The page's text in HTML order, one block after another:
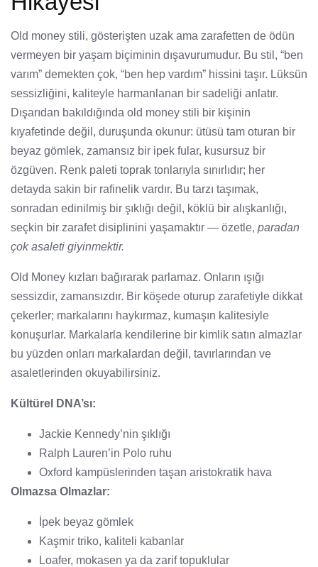
Old money stili, gösterişten uzak ama zarafetten de ödün
vermeyen bir yaşam biçiminin dışavurumudur. Bu stil, “ben
varım” demekten çok, “ben hep vardım” hissini taşır. Lüksün
sessizliğini, kaliteyle harmanlanan bir sadeliği anlatır.
Dışarıdan bakıldığında old money stili bir kişinin
kıyafetinde değil, duruşunda okunur: ütüsü tam oturan bir
beyaz gömlek, zamansız bir ipek fular, kusursuz bir
özgüven. Renk paleti toprak tonlarıyla sınırlıdır; her
detayda sakin bir rafinelik vardır. Bu tarzı taşımak,
sonradan edinilmiş bir şıklığı değil, köklü bir alışkanlığı,
seçkin bir zarafet disiplinini yaşamaktır — özetle, paradan
çok asaleti giyinmektir.
Old Money kızları bağırarak parlamaz. Onların ışığı
sessizdir, zamansızdır. Bir köşede oturup zarafetiyle dikkat
çekerler; markalarını haykırmaz, kumaşın kalitesiyle
konuşurlar. Markalarla kendilerine bir kimlik satın almazlar
bu yüzden onları markalardan değil, tavırlarından ve
asaletlerinden okuyabilirsiniz.
Kültürel DNA’sı:
Jackie Kennedy’nin şıklığı
Ralph Lauren’in Polo ruhu
Oxford kampüslerinden taşan aristokratik hava
Olmazsa Olmazlar:
İpek beyaz gömlek
Kaşmir triko, kaliteli kabanlar
Loafer, mokasen ya da zarif topuklular